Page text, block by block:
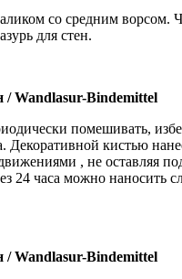
со средним ворсом.
для стен.
/ Wandlasur-Bindemittel
помешивать,
Декоративной кистью
, не оставляя
24 часа можно наносить
/ Wandlasur-Bindemittel